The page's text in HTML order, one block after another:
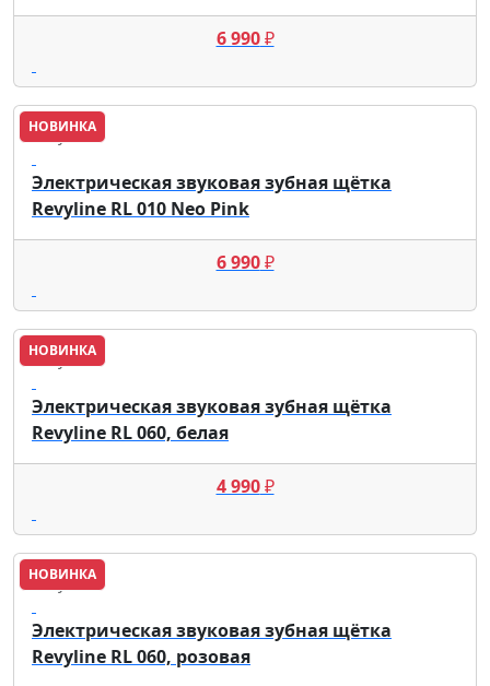
6 990₽
НОВИНКА
Revyline
Электрическая звуковая зубная щётка
Revyline RL 010 Neo Pink
6 990₽
НОВИНКА
Revyline
Электрическая звуковая зубная щётка
Revyline RL 060, белая
4 990₽
НОВИНКА
Revyline
Электрическая звуковая зубная щётка
Revyline RL 060, розовая